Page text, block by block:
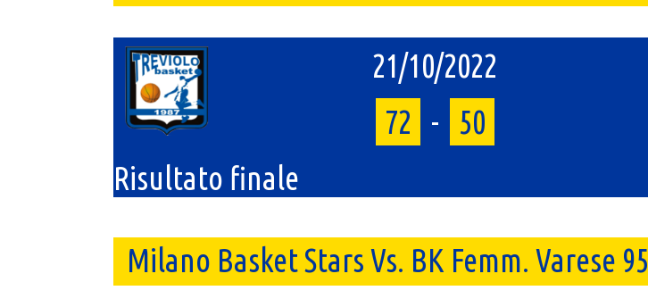
21/10/2022
72
-
50
Risultato finale
Milano Basket Stars Vs. BK Femm. Varese 95